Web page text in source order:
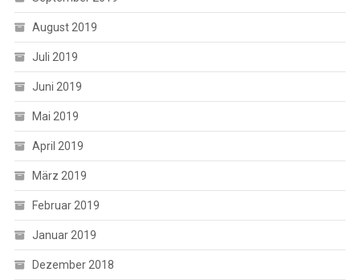
August 2019
Juli 2019
Juni 2019
Mai 2019
April 2019
März 2019
Februar 2019
Januar 2019
Dezember 2018